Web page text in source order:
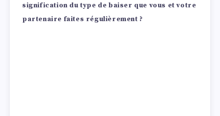
signification du type de baiser que vous et votre
partenaire faites régulièrement ?